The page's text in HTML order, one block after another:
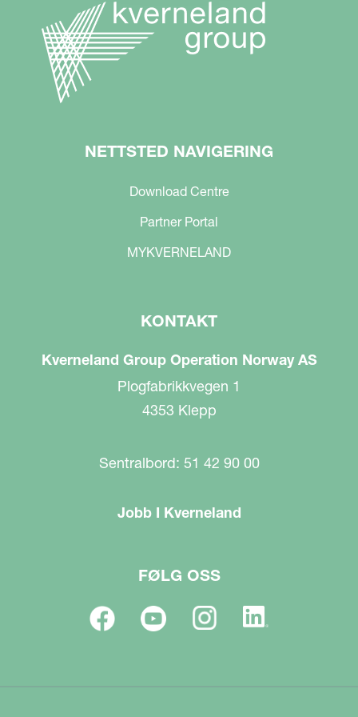
NETTSTED NAVIGERING
Download Centre
Partner Portal
MYKVERNELAND
KONTAKT
Kverneland Group Operation Norway AS
Plogfabrikkvegen 1
4353 Klepp
Sentralbord: 51 42 90 00
Jobb I Kverneland
FØLG OSS